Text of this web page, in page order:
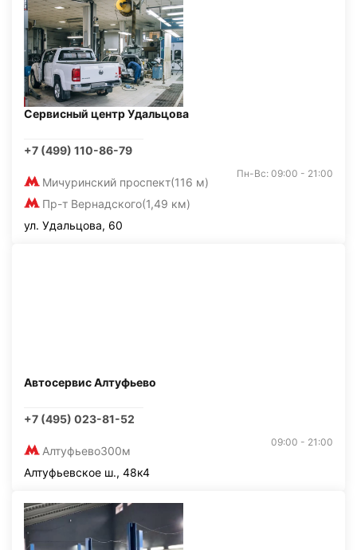
Сервисный центр Удальцова
+7 (499) 110-86-79
Мичуринский проспект(116 м)
Пр-т Вернадского(1,49 км)
Пн-Вс: 09:00 - 21:00
ул. Удальцова, 60
Автосервис Алтуфьево
+7 (495) 023-81-52
Алтуфьево300м
09:00 - 21:00
Алтуфьевское ш., 48к4